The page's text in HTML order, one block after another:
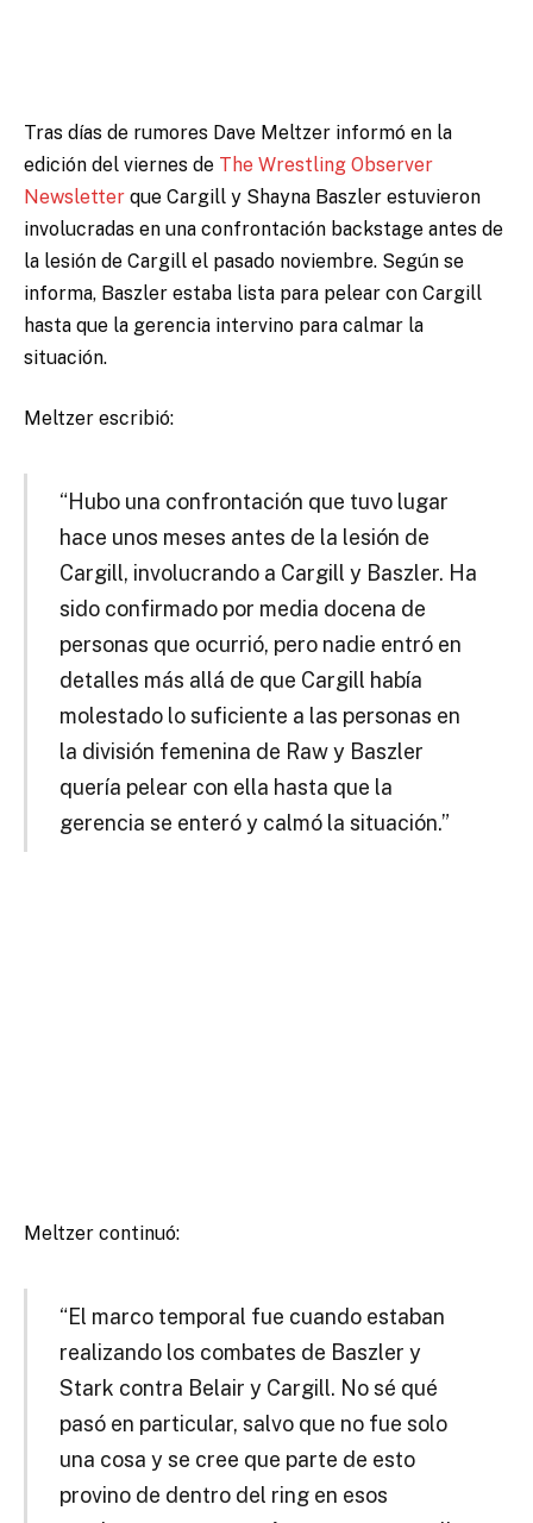
Tras días de rumores Dave Meltzer informó en la
edición del viernes de The Wrestling Observer
Newsletter que Cargill y Shayna Baszler estuvieron
involucradas en una confrontación backstage antes de
la lesión de Cargill el pasado noviembre. Según se
informa, Baszler estaba lista para pelear con Cargill
hasta que la gerencia intervino para calmar la
situación.
Meltzer escribió:
“Hubo una confrontación que tuvo lugar
hace unos meses antes de la lesión de
Cargill, involucrando a Cargill y Baszler. Ha
sido confirmado por media docena de
personas que ocurrió, pero nadie entró en
detalles más allá de que Cargill había
molestado lo suficiente a las personas en
la división femenina de Raw y Baszler
quería pelear con ella hasta que la
gerencia se enteró y calmó la situación.”
Meltzer continuó:
“El marco temporal fue cuando estaban
realizando los combates de Baszler y
Stark contra Belair y Cargill. No sé qué
pasó en particular, salvo que no fue solo
una cosa y se cree que parte de esto
provino de dentro del ring en esos